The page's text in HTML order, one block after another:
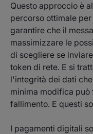
Questo approccio è
percorso ottimale
garantire che il
massimizzare le
di scegliere se
token di rete. E si
l'integrità dei dati
minima modifica
fallimento. E questi
I pagamenti digitali